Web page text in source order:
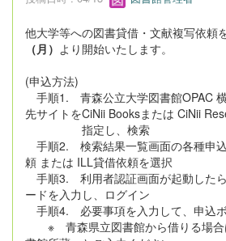
他大学等への図書貸借・文献複写依頼
（月） より開始いたします。
(申込方法)
手順1. 青森公立大学図書館OPAC
先サイトをCiNii Booksまたは CiNii
指定し、検索
手順2. 検索結果一覧画面の各種申
頼 または ILL貸借依頼を選択
手順3. 利用者認証画面が起動した
ードを入力し、ログイン
手順4. 必要事項を入力して、申込
※ 青森県立図書館から借りる場合